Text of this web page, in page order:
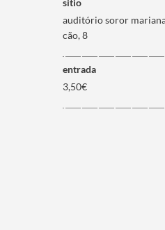
sitio
auditório soror
cão, 8
entrada
3,50€